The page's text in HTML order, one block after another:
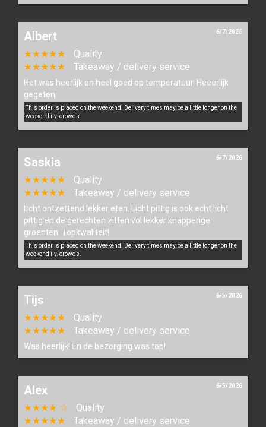
Albert
★★★★★
Quality
★★★★★
Takeaway / delivery service
Het was heerlijk en heel goed op temperatuur. Heeerlijk
gegeten
This order is placed on the weekend. Delivery times may be a little longer on the
weekend i.v. crowds.
6/7/2026
Saskia
★★★★★
Quality
★★★★★
Takeaway / delivery service
Echt ontzettend lekker eten. Licht pittig is ook echt licht
pittig en de gerechten zitten vol lekker knapperige
groenten. Topkwaliteit!
This order is placed on the weekend. Delivery times may be a little longer on the
weekend i.v. crowds.
6/7/2026
Tijs
★★★★★
Quality
★★★★★
Takeaway / delivery service
Was heerlijk! En de bezorging was top!
6/5/2026
Alex
★★★★ ☆
Quality
★★★★★
Takeaway / delivery service
6/5/2026